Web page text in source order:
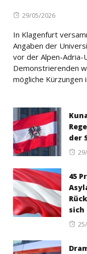
Posted
29/05/2026
In Klagenfurt
Angaben der
vor der Alpen-Adria-
Demonstrierenden
mögliche Kürzungen
der
45